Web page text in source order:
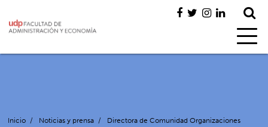
Inicio / Noticias y prensa /
Directora de Comunidad Organizaciones